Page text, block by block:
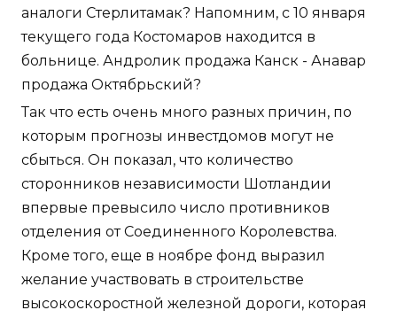
аналоги Стерлитамак? Напомним, с 10 января
текущего года Костомаров находится в
больнице. Андролик продажа Канск - Анавар
продажа Октябрьский?
Так что есть очень много разных причин, по
которым прогнозы инвестдомов могут не
сбыться. Он показал, что количество
сторонников независимости Шотландии
впервые превысило число противников
отделения от Соединенного Королевства.
Кроме того, еще в ноябре фонд выразил
желание участвовать в строительстве
высокоскоростной железной дороги, которая